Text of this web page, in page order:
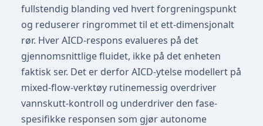
fullstendig blanding ved hvert forgreningspunkt
og reduserer ringrommet til et ett-dimensjonalt
rør. Hver AICD-respons evalueres på det
gjennomsnittlige fluidet, ikke på det enheten
faktisk ser. Det er derfor AICD-ytelse modellert på
mixed-flow-verktøy rutinemessig overdriver
vannskutt-kontroll og underdriver den fase-
spesifikke responsen som gjør autonome